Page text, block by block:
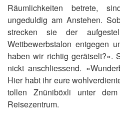
Räumlichkeiten betrete,
ungeduldig am Anstehen.
strecken sie der
Wettbewerbstalon entgegen
haben wir richtig gerätselt?».
nickt anschliessend.
Hier habt ihr eure
tollen Znüniböxli unter
Reisezentrum.